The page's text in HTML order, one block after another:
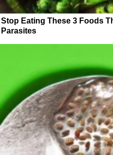
Stop Eating These 3 Foods
Parasites